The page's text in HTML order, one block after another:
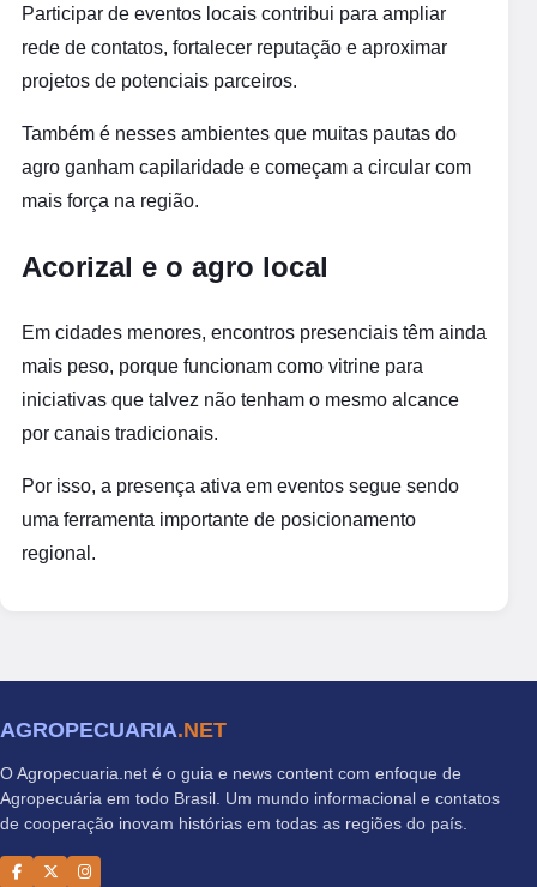
Participar de eventos locais contribui para ampliar
rede de contatos, fortalecer reputação e aproximar
projetos de potenciais parceiros.
Também é nesses ambientes que muitas pautas do
agro ganham capilaridade e começam a circular com
mais força na região.
Acorizal e o agro local
Em cidades menores, encontros presenciais têm ainda
mais peso, porque funcionam como vitrine para
iniciativas que talvez não tenham o mesmo alcance
por canais tradicionais.
Por isso, a presença ativa em eventos segue sendo
uma ferramenta importante de posicionamento
regional.
AGROPECUARIA.NET
O Agropecuaria.net é o guia e news content com enfoque de
Agropecuária em todo Brasil. Um mundo informacional e contatos
de cooperação inovam histórias em todas as regiões do país.